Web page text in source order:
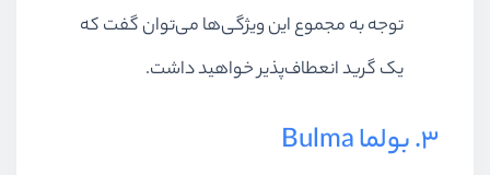
توجه به مجموع این ویژگی‌ها می‌توان گفت که
یک گرید انعطاف‌پذیر خواهید داشت.
3. بولما Bulma